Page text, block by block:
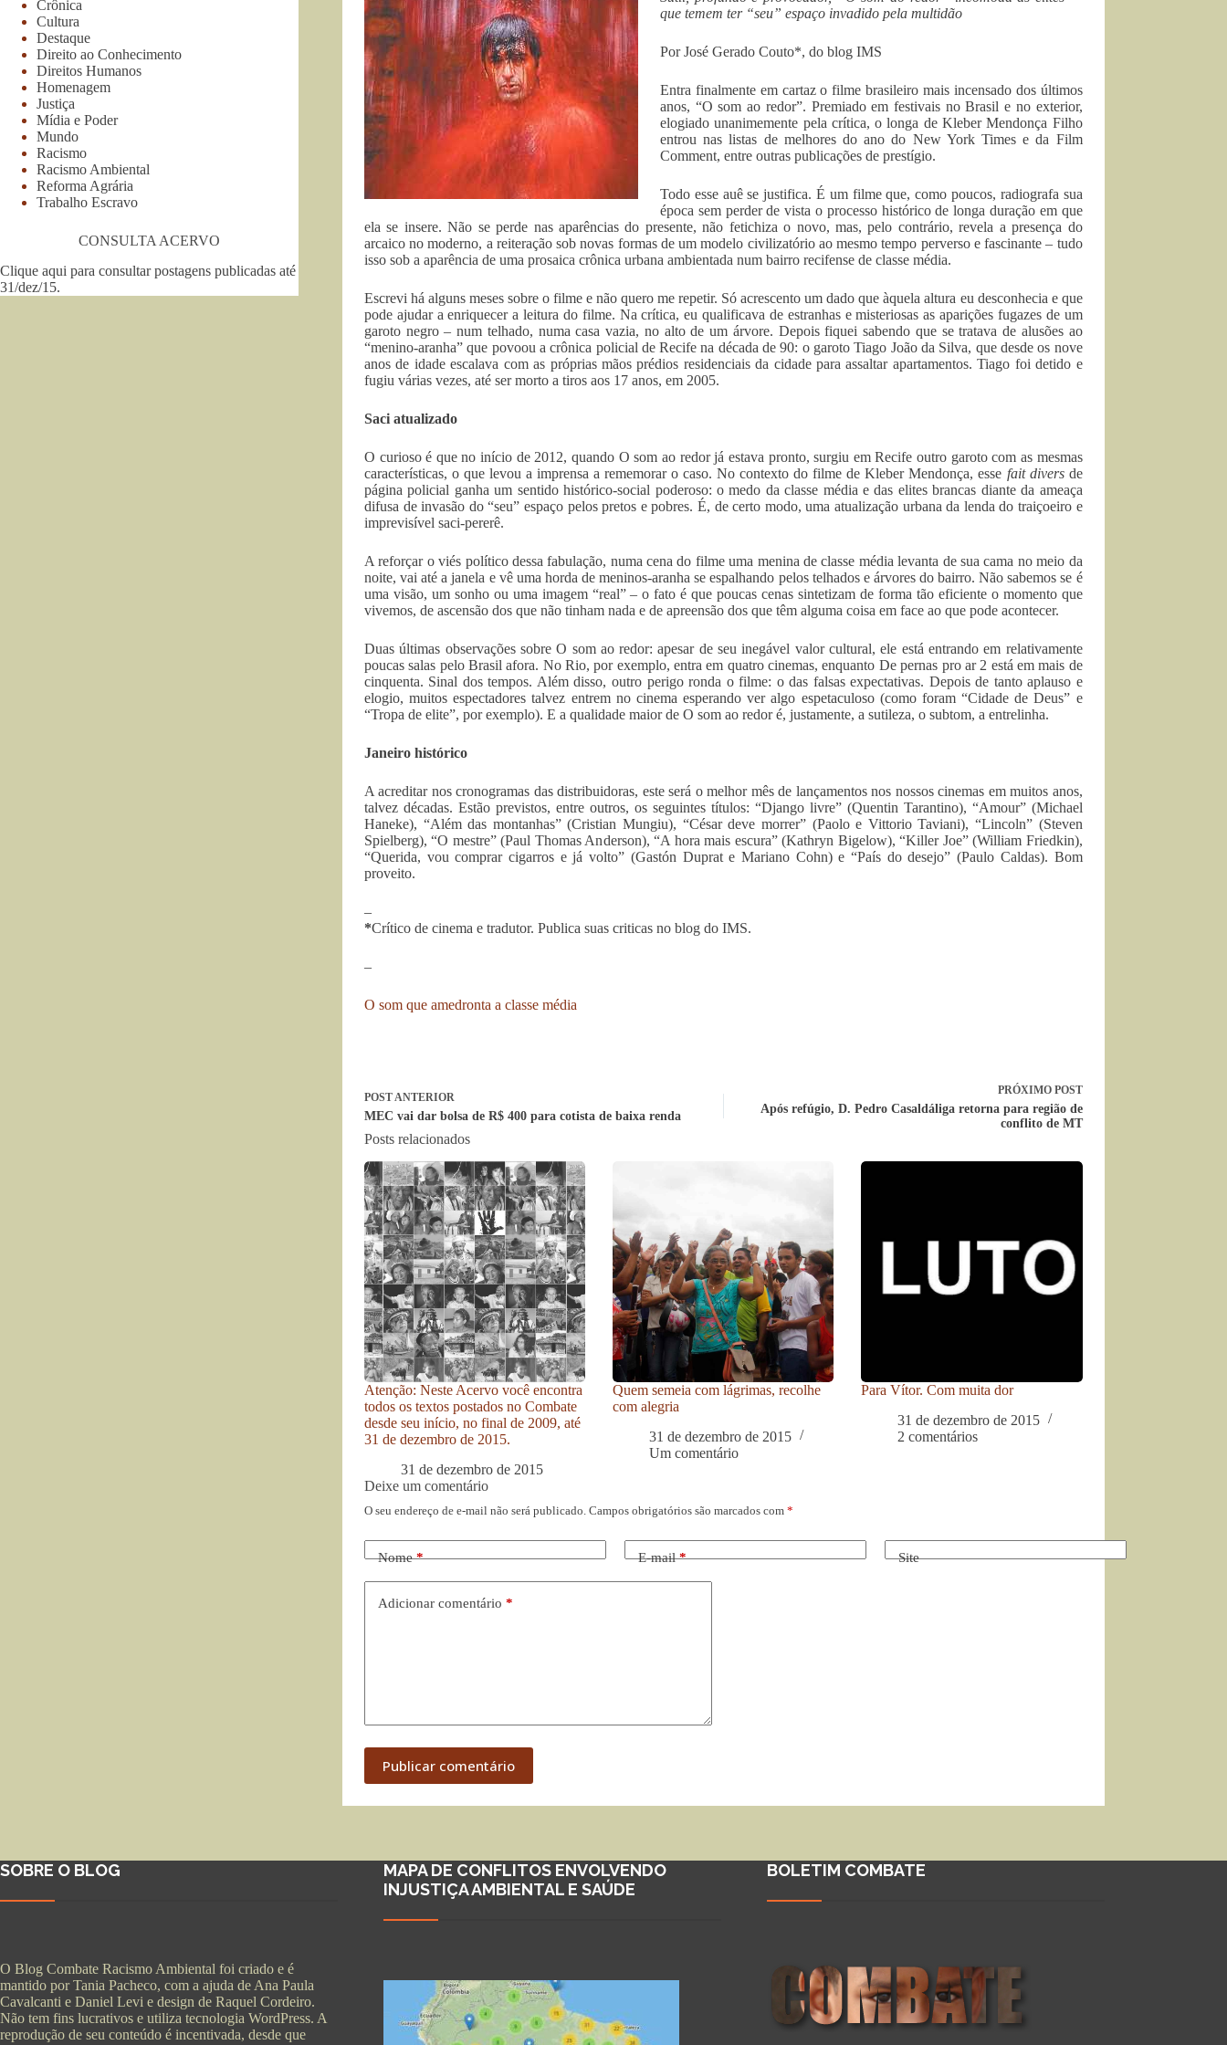
que temem ter “seu” espaço invadido pela multidão
Por José Gerado Couto*, do blog IMS
Entra finalmente em cartaz o filme brasileiro mais incensado dos últimos
anos, “O som ao redor”. Premiado em festivais no Brasil e no exterior,
elogiado unanimemente pela crítica, o longa de Kleber Mendonça Filho
entrou nas listas de melhores do ano do New York Times e da Film
Comment, entre outras publicações de prestígio.
Todo esse auê se justifica. É um filme que, como poucos, radiografa sua
época sem perder de vista o processo histórico de longa duração em que
ela se insere. Não se perde nas aparências do presente, não fetichiza o novo, mas, pelo contrário, revela a presença do
arcaico no moderno, a reiteração sob novas formas de um modelo civilizatório ao mesmo tempo perverso e fascinante – tudo
isso sob a aparência de uma prosaica crônica urbana ambientada num bairro recifense de classe média.
Escrevi há alguns meses sobre o filme e não quero me repetir. Só acrescento um dado que àquela altura eu desconhecia e que
pode ajudar a enriquecer a leitura do filme. Na crítica, eu qualificava de estranhas e misteriosas as aparições fugazes de um
garoto negro – num telhado, numa casa vazia, no alto de um árvore. Depois fiquei sabendo que se tratava de alusões ao
“menino-aranha” que povoou a crônica policial de Recife na década de 90: o garoto Tiago João da Silva, que desde os nove
anos de idade escalava com as próprias mãos prédios residenciais da cidade para assaltar apartamentos. Tiago foi detido e
fugiu várias vezes, até ser morto a tiros aos 17 anos, em 2005.
Saci atualizado
O curioso é que no início de 2012, quando O som ao redor já estava pronto, surgiu em Recife outro garoto com as mesmas
características, o que levou a imprensa a rememorar o caso. No contexto do filme de Kleber Mendonça, esse fait diversde
página policial ganha um sentido histórico-social poderoso: o medo da classe média e das elites brancas diante da ameaça
difusa de invasão do “seu” espaço pelos pretos e pobres. É, de certo modo, uma atualização urbana da lenda do traiçoeiro e
imprevisível saci-pererê.
A reforçar o viés político dessa fabulação, numa cena do filme uma menina de classe média levanta de sua cama no meio da
noite, vai até a janela e vê uma horda de meninos-aranha se espalhando pelos telhados e árvores do bairro. Não sabemos se é
uma visão, um sonho ou uma imagem “real” – o fato é que poucas cenas sintetizam de forma tão eficiente o momento que
vivemos, de ascensão dos que não tinham nada e de apreensão dos que têm alguma coisa em face ao que pode acontecer.
Duas últimas observações sobre O som ao redor: apesar de seu inegável valor cultural, ele está entrando em relativamente
poucas salas pelo Brasil afora. No Rio, por exemplo, entra em quatro cinemas, enquanto De pernas pro ar 2 está em mais de
cinquenta. Sinal dos tempos. Além disso, outro perigo ronda o filme: o das falsas expectativas. Depois de tanto aplauso e
elogio, muitos espectadores talvez entrem no cinema esperando ver algo espetaculoso (como foram “Cidade de Deus” e
“Tropa de elite”, por exemplo). E a qualidade maior de O som ao redor é, justamente, a sutileza, o subtom, a entrelinha.
Janeiro histórico
A acreditar nos cronogramas das distribuidoras, este será o melhor mês de lançamentos nos nossos cinemas em muitos anos,
talvez décadas. Estão previstos, entre outros, os seguintes títulos: “Django livre” (Quentin Tarantino), “Amour” (Michael
Haneke), “Além das montanhas” (Cristian Mungiu), “César deve morrer” (Paolo e Vittorio Taviani), “Lincoln” (Steven
Spielberg), “O mestre” (Paul Thomas Anderson), “A hora mais escura” (Kathryn Bigelow), “Killer Joe” (William Friedkin),
“Querida, vou comprar cigarros e já volto” (Gastón Duprat e Mariano Cohn) e “País do desejo” (Paulo Caldas). Bom
proveito.
–
*Crítico de cinema e tradutor. Publica suas criticas no blog do IMS.
–
O som que amedronta a classe média
POSTANTERIOR
MEC vai dar bolsa de R$ 400 para cotista de baixa renda
PRÓXIMO POST
Após refúgio, D. Pedro Casaldáliga retorna para região de
conflito de MT
Posts relacionados
Atenção: Neste Acervo você encontra
todos os textos postados no Combate
desde seu início, no final de 2009, até
31 de dezembro de 2015.
31 de dezembro de 2015
Quem semeia com lágrimas, recolhe
com alegria
31 de dezembro de 2015
Um comentário
Para Vítor. Com muita dor
31 de dezembro de 2015
2 comentários
Deixe um comentário
O seu endereço de e-mail não será publicado. Campos obrigatórios são marcados com *
Nome* E-mail* Site
Adicionar comentário *
Publicar comentário
Crônica
Cultura
Destaque
Direito ao Conhecimento
Direitos Humanos
Homenagem
Justiça
Mídia e Poder
Mundo
Racismo
Racismo Ambiental
Reforma Agrária
Trabalho Escravo
CONSULTA ACERVO
Clique aqui para consultar postagens publicadas até
31/dez/15.
SOBRE O BLOG
O Blog Combate Racismo Ambiental foi criado e é
mantido por Tania Pacheco, com a ajuda de Ana Paula
Cavalcanti e Daniel Levi e design de Raquel Cordeiro.
Não tem fins lucrativos e utiliza tecnologia WordPress. A
reprodução de seu conteúdo é incentivada, desde que
MAPA DE CONFLITOS ENVOLVENDO
INJUSTIÇA AMBIENTAL E SAÚDE
BOLETIM COMBATE